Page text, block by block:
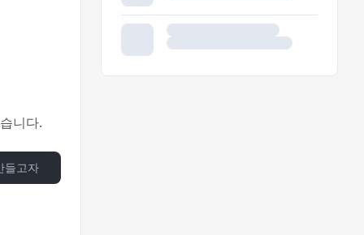
니다.
고자 해. 어떻게 Fello AI 에게 질문하면 될까?